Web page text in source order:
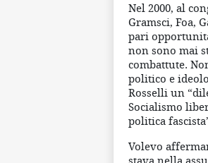
Nel 2000, al
Gramsci, Foa,
pari
non sono mai
combattute.
politico e
Rosselli un
Socialismo
politica
Volevo